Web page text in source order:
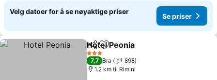
Velg datoer for å se nøyaktige priser
Se priser
Del Legg til i favoritter
Hotel Peonia
3 Stjerner
7,7 Bra
898
1.2 km til Rimini